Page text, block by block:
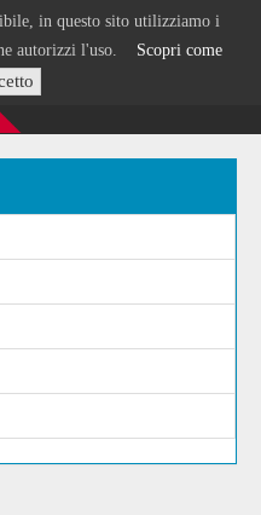
in questo sito utilizziamo i
autorizzi l'uso. Scopri come